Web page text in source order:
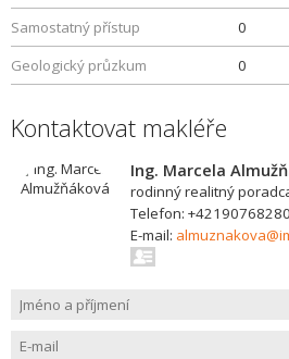
Samostatný přístup
0
Geologický průzkum
0
Kontaktovat makléře
Ing. Marcela
rodinný realitný
Telefon:
E-mail: